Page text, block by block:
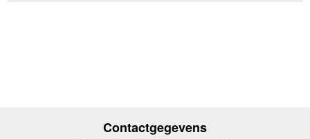
Contactgegevens